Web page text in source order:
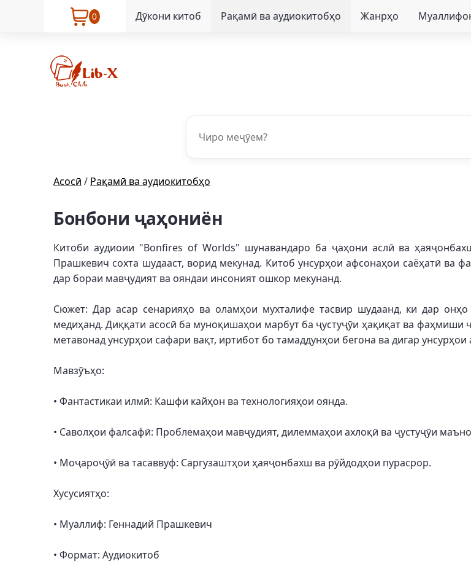
0 Дӯкони китоб Рақамӣ ва аудиокитобҳо Жанрҳо
Асосӣ / Рақамӣ ва аудиокитобҳо
Бонбони ҷаҳониён
Китоби аудиоии "Bonfires of Worlds" шунавандаро ба ҷаҳони аслӣ ва
Прашкевич сохта шудааст, ворид мекунад. Китоб унсурҳои афсонаҳои саёҳатӣ ва
дар бораи мавҷудият ва ояндаи инсоният ошкор мекунанд.
Сюжет: Дар асар сенарияҳо ва оламҳои мухталифе тасвир шудаанд, ки дар
медиҳанд. Диққати асосӣ ба муноқишаҳои марбут ба ҷустуҷӯи ҳақиқат ва
метавонад унсурҳои сафари вақт, иртибот бо тамаддунҳои бегона ва дигар
Мавзӯъҳо:
• Фантастикаи илмӣ: Кашфи кайҳон ва технологияҳои оянда.
• Саволҳои фалсафӣ: Проблемаҳои мавҷудият, дилеммаҳои ахлоқӣ ва ҷустуҷӯи
• Моҷароҷӯӣ ва тасаввуф: Саргузаштҳои ҳаяҷонбахш ва рӯйдодҳои пурасрор.
Хусусиятҳо:
• Муаллиф: Геннадий Прашкевич
• Формат: Аудиокитоб